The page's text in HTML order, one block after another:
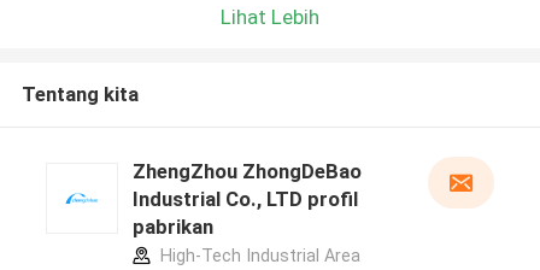
Lihat Lebih
Tentang kita
ZhengZhou ZhongDeBao
Industrial Co., LTD profil
pabrikan
High-Tech Industrial Area